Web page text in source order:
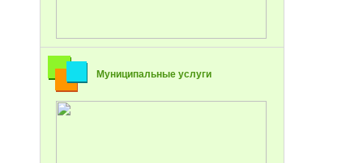
Муниципальные услуги